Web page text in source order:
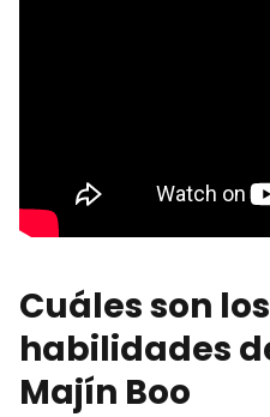
Cuáles son
habilidades
Majín Boo